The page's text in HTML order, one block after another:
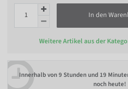
In den
Weitere Artikel aus der
Innerhalb von9 Stunden und 19
noch heute!